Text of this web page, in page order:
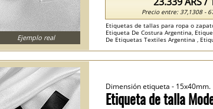
Etiquetas de tallas para ropa o
Etiqueta De Costura Argentina,
De Etiquetas Textiles Argentina ,
Precio entre: 37,1308 -
Ejemplo real
Etiqueta de talla
Dimensión etiqueta - 15x40mm.